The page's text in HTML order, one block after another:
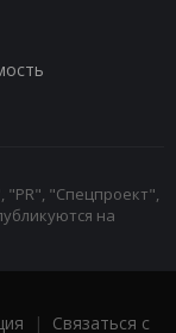
"Спецпроект",
на
| Связаться с